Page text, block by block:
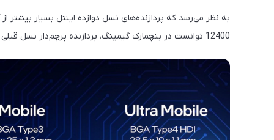
12400 توانست در بنچمارک گیمینگ، پردازنده پرچم‌دار نسل قبلی یعنی Core-i9 11900K را شکست دهد!